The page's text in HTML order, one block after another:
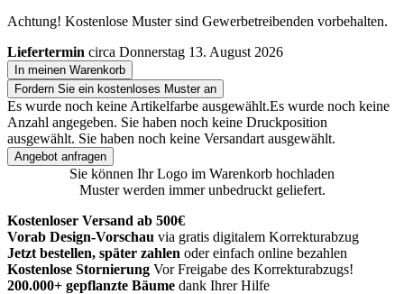
Achtung! Kostenlose Muster sind Gewerbetreibenden vorbehalten.
Liefertermin circa Donnerstag 13. August 2026
In meinen Warenkorb
Fordern Sie ein kostenloses Muster an
Es wurde noch keine Artikelfarbe ausgewählt.Es wurde noch keine
Anzahl angegeben. Sie haben noch keine Druckposition
ausgewählt. Sie haben noch keine Versandart ausgewählt.
Angebot anfragen
Sie können Ihr Logo im Warenkorb hochladen
Muster werden immer unbedruckt geliefert.
Kostenloser Versand ab 500€
Vorab Design-Vorschau via gratis digitalem Korrekturabzug
Jetzt bestellen, später zahlen oder einfach online bezahlen
Kostenlose Stornierung Vor Freigabe des Korrekturabzugs!
200.000+ gepflanzte Bäume dank Ihrer Hilfe